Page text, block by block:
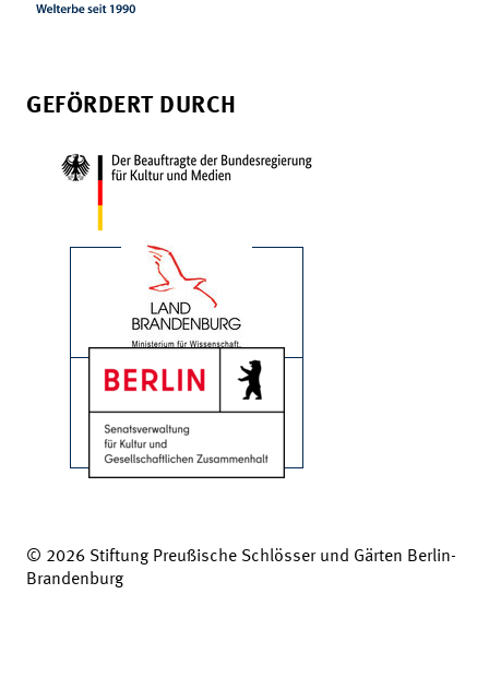
GEFÖRDERT DURCH
© 2026 Stiftung Preußische Schlösser und Gärten Berlin-
Brandenburg